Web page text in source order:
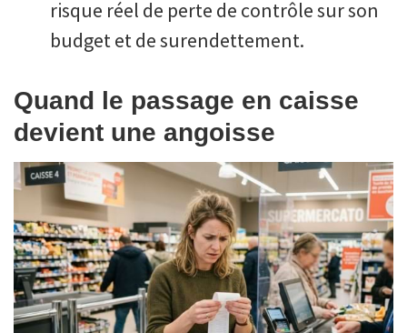
risque réel de perte de contrôle sur son
budget et de surendettement.
Quand le passage en caisse
devient une angoisse